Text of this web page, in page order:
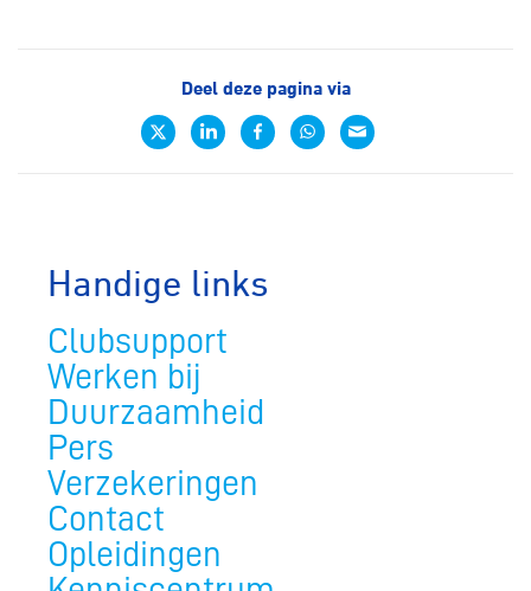
Deel deze pagina via
Handige links
Clubsupport
Werken bij
Duurzaamheid
Pers
Verzekeringen
Contact
Opleidingen